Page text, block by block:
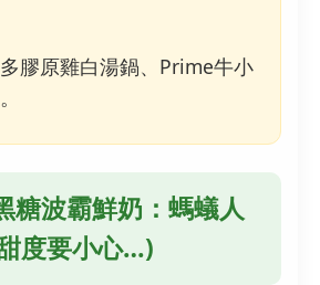
多膠原雞白湯鍋、Prime牛小
糖波霸鮮奶：螞蟻人
度要小心…)